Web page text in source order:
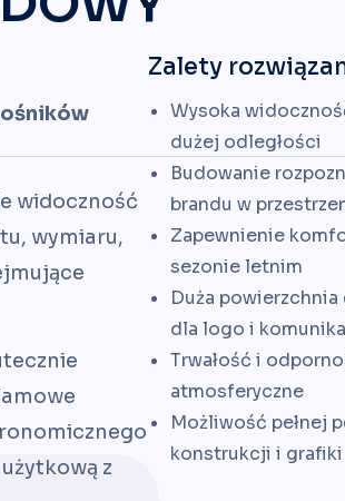
widoczność
wymiaru,
z
Zalety
Wysoka
dużej odległości
Budowanie
brandu w
Zapewnienie
sezonie letnim
Duża powierzchnia
dla logo i
Trwałość i
atmosferyczne
Możliwość pełnej
konstrukcji i grafiki